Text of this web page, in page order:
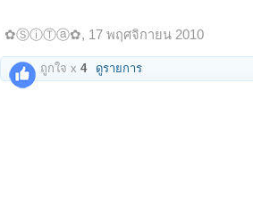
✿ⓈⓘⓉⓐ✿, 17 พฤศจิกายน 2010
ถูกใจ x 4 ดูรายการ